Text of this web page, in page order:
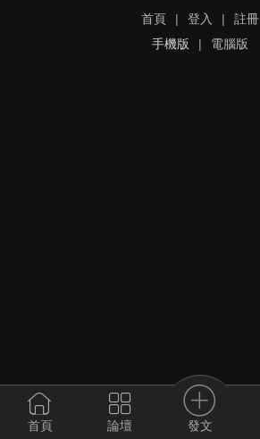
首頁 | 登入 |
註冊
手機版
| 電腦版
首頁 論壇 發文